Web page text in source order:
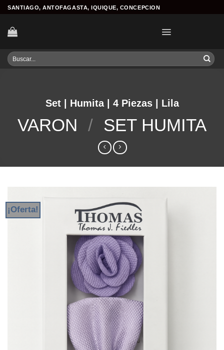
Skip
content
SANTIAGO, ANTOFAGASTA, IQUIQUE, CONCEPCION
Buscar
por:
Set | Humita | 4 Piezas | Lila
VARON / SET HUMITA
¡Oferta!